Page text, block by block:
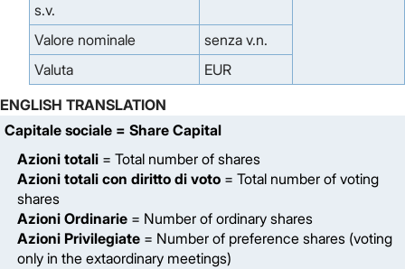
s.v.
Valore nominale
senza v.n.
Valuta
EUR
ENGLISH TRANSLATION
Capitale sociale = Share Capital
Azioni totali = Total number of shares
Azioni totali con diritto di voto = Total number of voting
shares
Azioni Ordinarie = Number of ordinary shares
Azioni Privilegiate = Number of preference shares (voting
only in the extaordinary meetings)